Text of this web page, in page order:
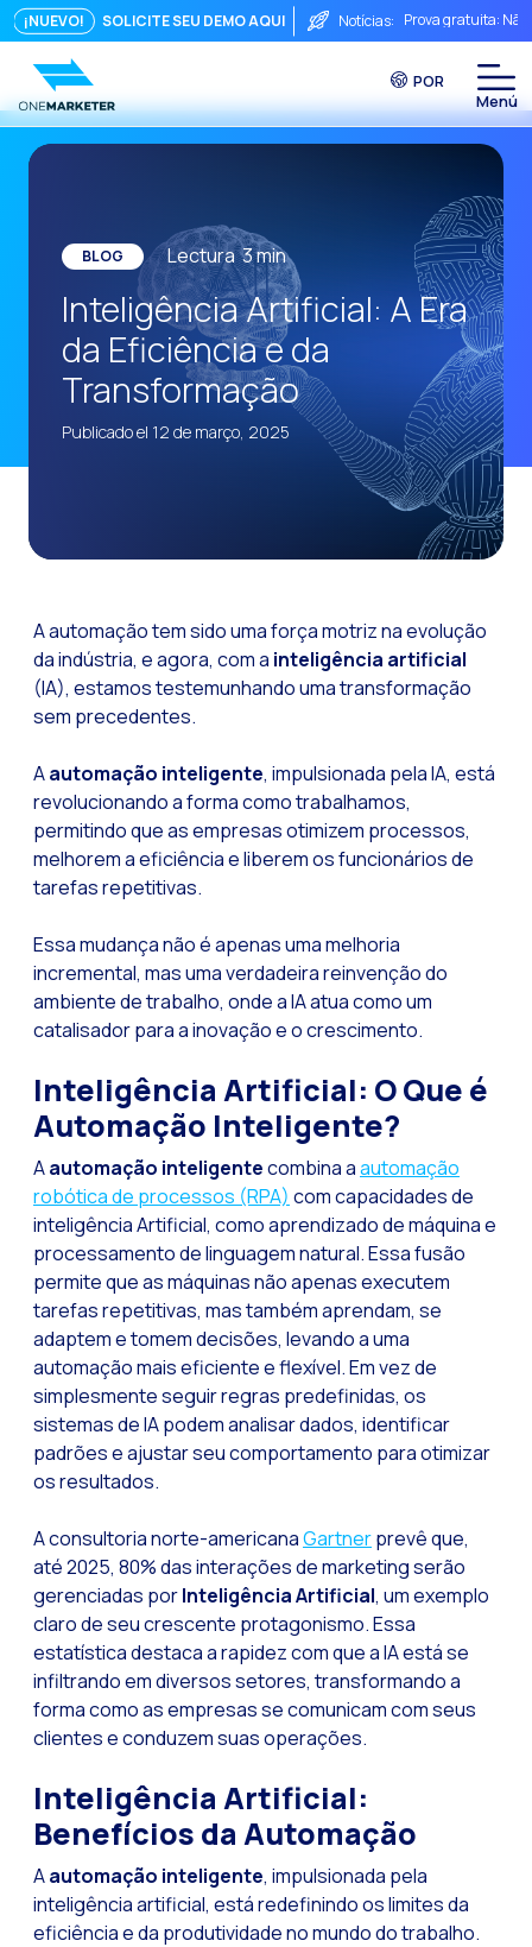
¡NUEVO! SOLICITE SEU DEMO AQUI Notícias: Prova gratuita:
Touchpoints: A
Do chat à
A conversa
O ROI de uma
Conversational
WhatsApp não é
O fim do funil
Maximizando o
Como um sistema
Da Conversa à
Comércio
Funcionalidades-
Canal de Voz
Social CX: A chave
História e impacto
WhatsApp
Recarting: A
Conheça o
Tecnologia e
Inteligência
O ecossistema de
Setor financeiro:
Gerando maior
Atendimento ao
Comércio
Banca 4.0: A
Novas
Leads na mira da
Qual é a
Como melhorar a
Gerenciamento
Maximize suas
POR
BLOG Lectura 3min
Inteligência Artificial: A Era
da Eficiência e da
Transformação
Publicado el 12 de março, 2025
A automação tem sido uma força motriz na evolução
da indústria, e agora, com a inteligência artificial
(IA), estamos testemunhando uma transformação
sem precedentes.
Aautomação inteligente, impulsionada pela IA, está
revolucionando a forma como trabalhamos,
permitindo que as empresas otimizem processos,
melhorem a eficiência e liberem os funcionários de
tarefas repetitivas.
Essa mudança não é apenas uma melhoria
incremental, mas uma verdadeira reinvenção do
ambiente de trabalho, onde a IA atua como um
catalisador para a inovação e o crescimento.
Inteligência Artificial: O Que é
Automação Inteligente?
Aautomação inteligentecombina aautomação
robótica de processos (RPA) com capacidades de
inteligência Artificial, como aprendizado de máquina e
processamento de linguagem natural. Essa fusão
permite que as máquinas não apenas executem
tarefas repetitivas, mas também aprendam, se
adaptem e tomem decisões, levando a uma
automação mais eficiente e flexível. Em vez de
simplesmente seguir regras predefinidas, os
sistemas de IA podem analisar dados, identificar
padrões e ajustar seu comportamento para otimizar
os resultados.
A consultoria norte-americanaGartnerprevê que,
até 2025, 80% das interações de marketing serão
gerenciadas porInteligência Artificial, um exemplo
claro de seu crescente protagonismo. Essa
estatística destaca a rapidez com que a IA está se
infiltrando em diversos setores, transformando a
forma como as empresas se comunicam com seus
clientes e conduzem suas operações.
Inteligência Artificial:
Benefícios da Automação
Aautomação inteligente, impulsionada pela
inteligência artificial, está redefinindo os limites da
eficiência e da produtividade no mundo do trabalho.